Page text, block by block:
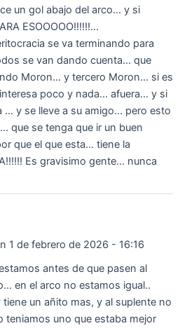
un gol abajo del arco... y si
ESOOOOO!!!!!!...
se va terminando para
se van dando cuenta... que
Moron... y tercero Moron... si es
poco y nada... afuera... y si
... y se lleve a su amigo... pero esto
que se tenga que ir un buen
que el que esta... tiene la
Es gravisimo gente... nunca
1 de febrero de 2026 - 16:16
antes de que pasen al
en el arco no estamos igual..
tiene un añito mas, y al suplente no
teniamos uno que estaba mejor